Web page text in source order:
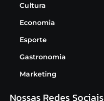
Cultura
Economia
Esporte
Gastronomia
Marketing
Nossas Redes Sociais